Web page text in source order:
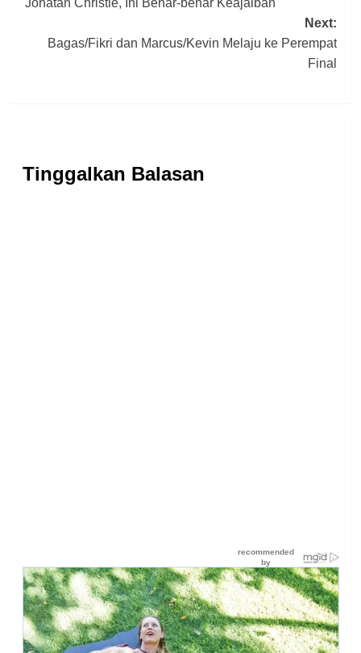
navigation
Next:
Bagas/Fikri dan Marcus/Kevin Melaju ke Perempat
Final
Tinggalkan Balasan